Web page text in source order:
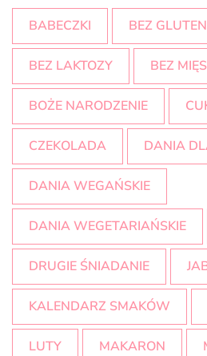
BABECZKI BEZ
BEZ LAKTOZY BEZ
BOŻE NARODZENIE
CZEKOLADA DANIA
DANIA WEGAŃSKIE
DANIA WEGETARIAŃSKIE
DRUGIE ŚNIADANIE
KALENDARZ SMAKÓW
LUTY MAKARON